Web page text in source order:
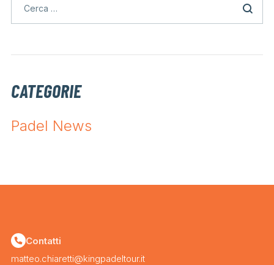
CATEGORIE
Padel News
Contatti
matteo.chiaretti@kingpadeltour.it